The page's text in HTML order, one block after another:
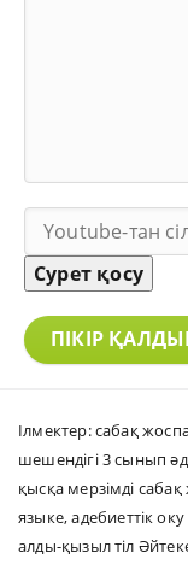
Сурет қосу
ПІКІР
Ілмектер:сабақ
шешендігі 3 сынып
қысқа мерзімді
языке,адебиеттік
алды-қызыл тіл